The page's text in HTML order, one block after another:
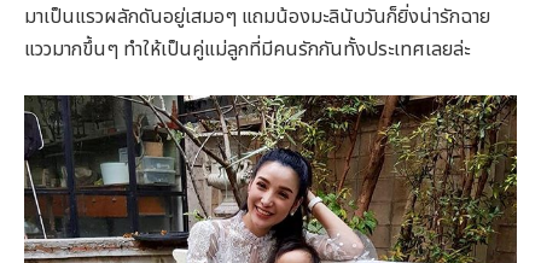
มาเป็นแรวผลักดันอยู่เสมอๆ แถมน้องมะลินับวันก็ยิ่งน่ารักฉาย
แววมากขึ้นๆ ทำให้เป็นคู่แม่ลูกที่มีคนรักกันทั้งประเทศเลยล่ะ